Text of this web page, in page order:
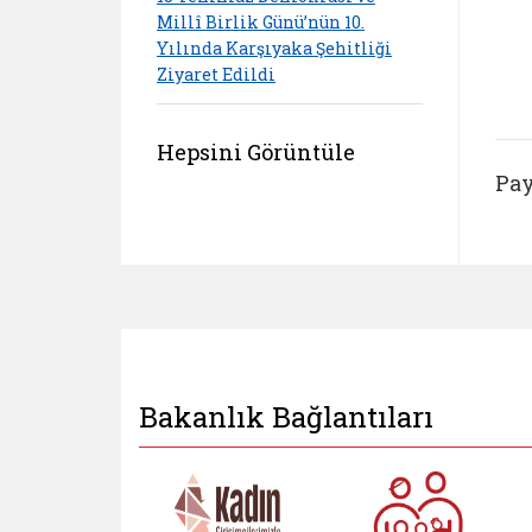
Millî Birlik Günü’nün 10.
Yılında Karşıyaka Şehitliği
Ziyaret Edildi
Hepsini Görüntüle
Bakanlık Bağlantıları